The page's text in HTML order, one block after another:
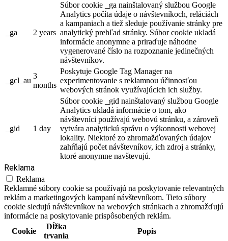
_ga 2 years
Súbor cookie _ga nainštalovaný službou Google
Analytics počíta údaje o návštevníkoch, reláciách
a kampaniach a tiež sleduje používanie stránky pre
analytický prehľad stránky. Súbor cookie ukladá
informácie anonymne a priraďuje náhodne
vygenerované číslo na rozpoznanie jedinečných
návštevníkov.
_gcl_au
3
months
Poskytuje Google Tag Manager na
experimentovanie s reklamnou účinnosťou
webových stránok využívajúcich ich služby.
_gid 1 day
Súbor cookie _gid nainštalovaný službou Google
Analytics ukladá informácie o tom, ako
návštevníci používajú webovú stránku, a zároveň
vytvára analytickú správu o výkonnosti webovej
lokality. Niektoré zo zhromažďovaných údajov
zahŕňajú počet návštevníkov, ich zdroj a stránky,
ktoré anonymne navštevujú.
Reklama
Reklama
Reklamné súbory cookie sa používajú na poskytovanie relevantných
reklám a marketingových kampaní návštevníkom. Tieto súbory
cookie sledujú návštevníkov na webových stránkach a zhromažďujú
informácie na poskytovanie prispôsobených reklám.
Cookie
Dĺžka
trvania
Popis